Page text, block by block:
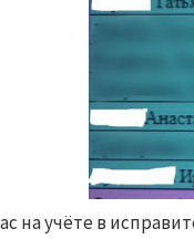
на учёте в